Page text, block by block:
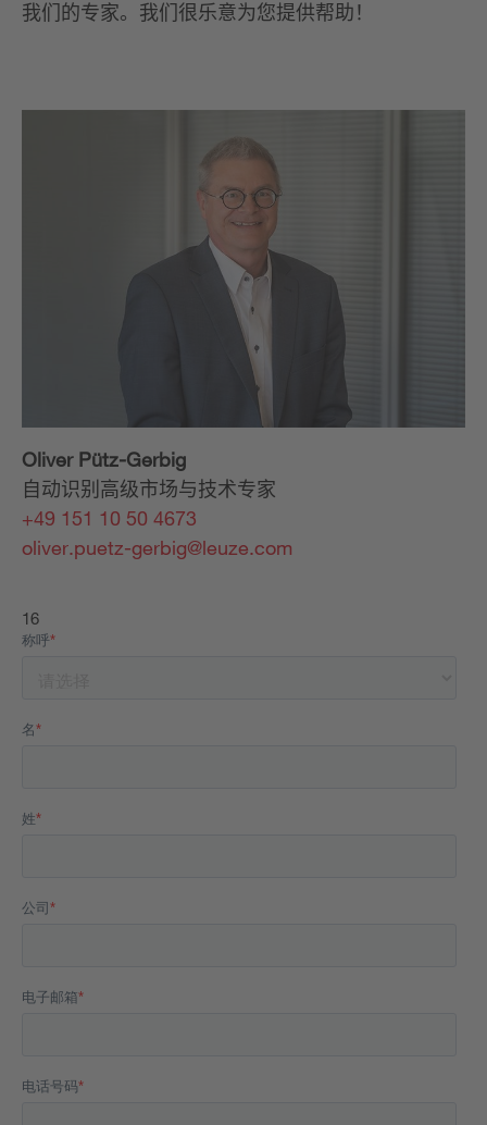
我们的专家。我们很乐意为您提供帮助！
Oliver Pütz-Gerbig
自动识别高级市场与技术专家
+49 151 10 50 4673
oliver.puetz-gerbig@leuze.com
16